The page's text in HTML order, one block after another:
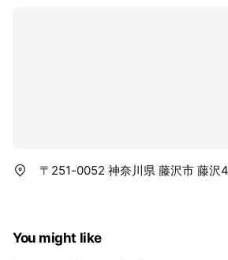
〒251-0052 神奈川県 藤沢市 藤沢
You might like